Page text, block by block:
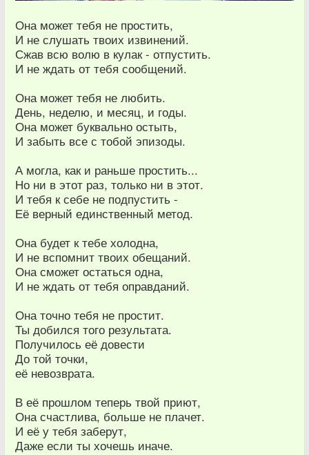
Она может тебя не простить,
И не слушать твоих извинений.
Сжав всю волю в кулак - отпустить.
И не ждать от тебя сообщений.
Она может тебя не любить.
День, неделю, и месяц, и годы.
Она может буквально остыть,
И забыть все с тобой эпизоды.
А могла, как и раньше простить...
Но ни в этот раз, только ни в этот.
И тебя к себе не подпустить -
Её верный единственный метод.
Она будет к тебе холодна,
И не вспомнит твоих обещаний.
Она сможет остаться одна,
И не ждать от тебя оправданий.
Она точно тебя не простит.
Ты добился того результата.
Получилось её довести
До той точки,
её невозврата.
В её прошлом теперь твой приют,
Она счастлива, больше не плачет.
И её у тебя заберут,
Даже если ты хочешь иначе.